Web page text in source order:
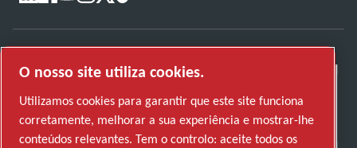
O nosso site utiliza cookies.
Utilizamos cookies para garantir que este site funciona
corretamente, melhorar a sua experiência e mostrar-lhe
conteúdos relevantes. Tem o controlo: aceite todos os